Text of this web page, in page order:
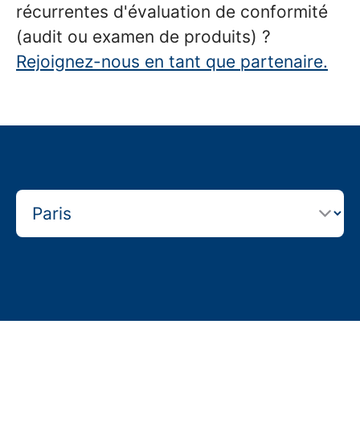
récurrentes d'évaluation de conformité
(audit ou examen de produits) ?
Rejoignez-nous en tant que partenaire.